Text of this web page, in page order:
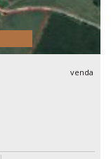
venda